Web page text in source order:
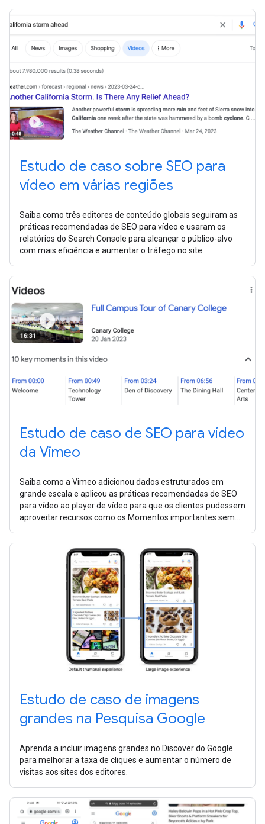
Estudo de caso sobre SEO para
vídeo em várias regiões
Saiba como três editores de conteúdo globais seguiram as
práticas recomendadas de SEO para vídeo e usaram os
relatórios do Search Console para alcançar o público-alvo
com mais eficiência e aumentar o tráfego no site.
Estudo de caso de SEO para vídeo
da Vimeo
Saiba como a Vimeo adicionou dados estruturados em
grande escala e aplicou as práticas recomendadas de SEO
para vídeo ao player de vídeo para que os clientes pudessem
aproveitar recursos como os Momentos importantes sem
Estudo de caso de imagens
grandes na Pesquisa Google
Aprenda a incluir imagens grandes no Discover do Google
para melhorar a taxa de cliques e aumentar o número de
visitas aos sites dos editores.